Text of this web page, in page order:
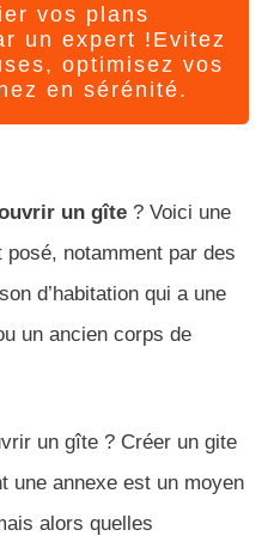
vos plans
un expert !Evitez
optimisez vos
en sérénité.
un gîte ? Voici une
posé, notamment par des
d’habitation qui a une
un ancien corps de
un gîte ? Créer un gite
une annexe est un moyen
alors quelles